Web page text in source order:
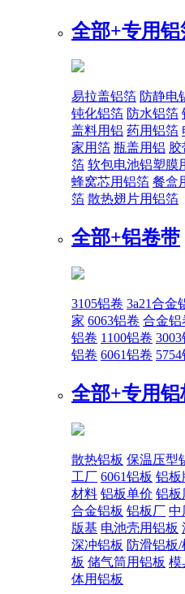
全部+专用铝
易拉盖铝箔 防静电
钝化铝箔 防水铝箔
盖料用铝 药用铝箔
家用箔 瓶盖用铝 胶
箔 软包电池铝塑膜
蜂窝芯用铝箔 餐盒
箔 散热翅片用铝箔
全部+铝卷带
3105铝卷 3a21合金
家 6063铝卷 合金铝
铝卷 1100铝卷
铝卷 6061铝卷
全部+专用铝
散热铝板 保温压型
工厂 6061铝板 铝板
材料 铝板单价 铝板
合金铝板 铝板厂 中
版基 电池壳用铝板
深冲铝板 防滑铝板
板 储气筒用铝板 模
体用铝板